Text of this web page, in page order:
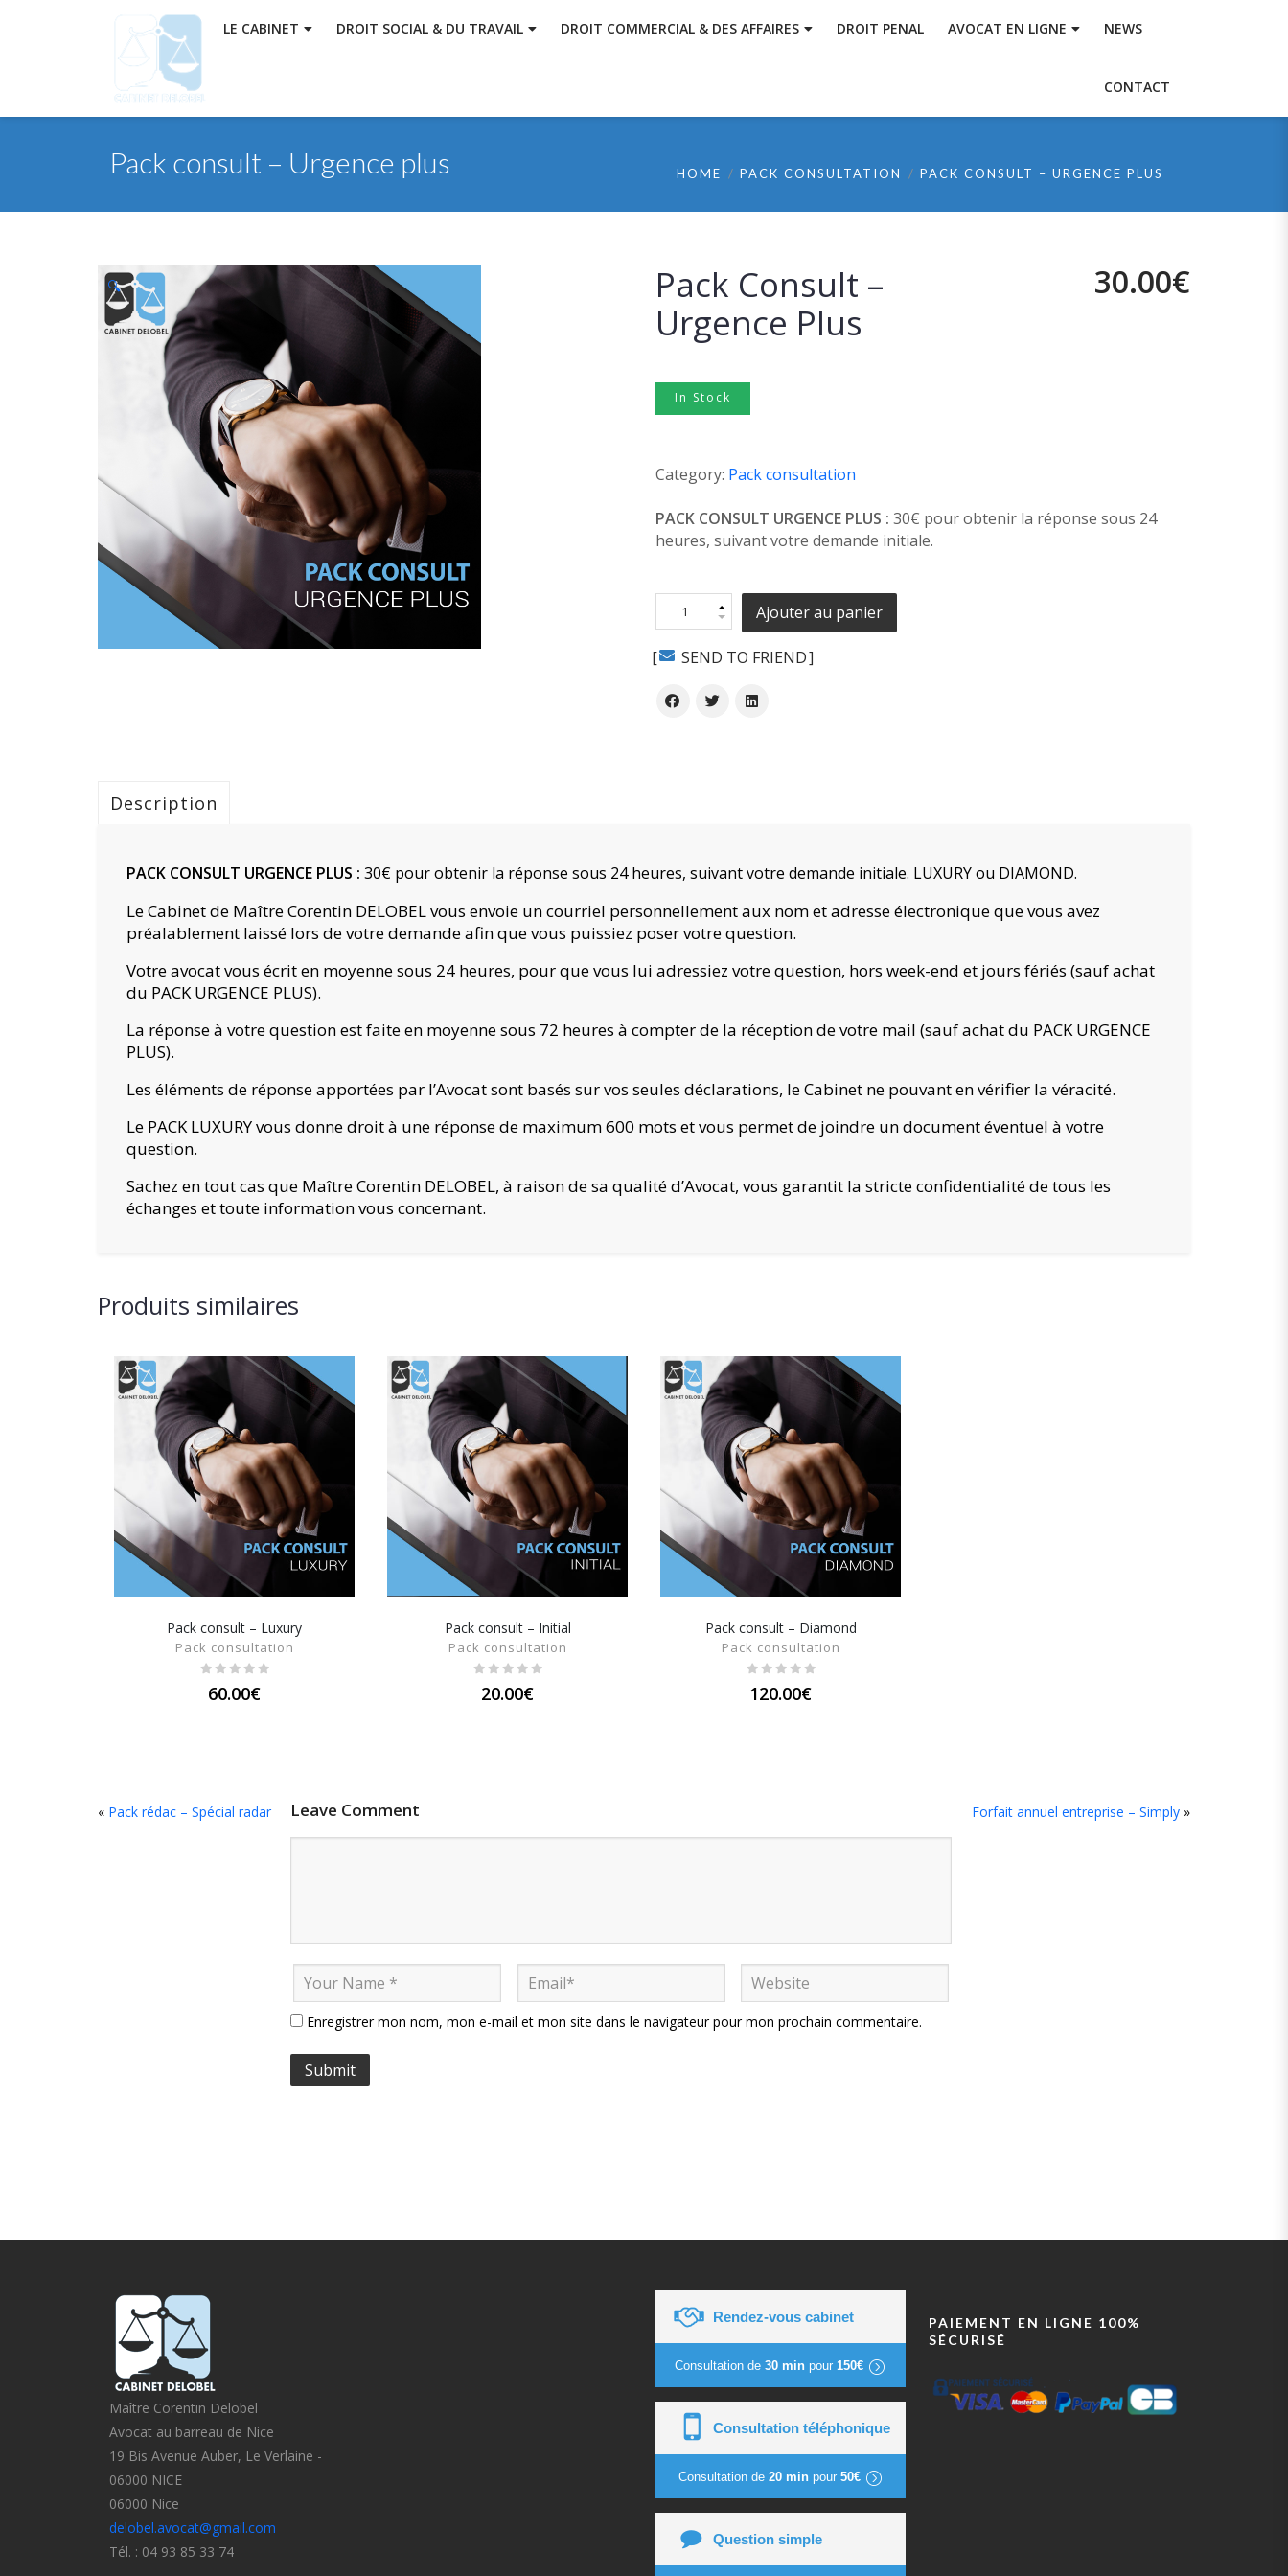
LE CABINET DROIT SOCIAL & DU TRAVAIL DROIT COMMERCIAL & DES AFFAIRES DROIT PENAL AVOCAT EN LIGNE NEWS
CONTACT
Pack consult – Urgence plus HOME PACK CONSULTATION PACK CONSULT – URGENCE PLUS
🔍
Pack Consult –
Urgence Plus
In Stock
30.00€
Category: Pack consultation
PACK CONSULT URGENCE PLUS : 30€ pour obtenir la réponse sous 24
heures, suivant votre demande initiale.
Ajouter au panier
SEND TO FRIEND
Description
PACK CONSULT URGENCE PLUS : 30€ pour obtenir la réponse sous 24 heures, suivant votre demande initiale. LUXURY ou DIAMOND.
Le Cabinet de Maître Corentin DELOBEL vous envoie un courriel personnellement aux nom et adresse électronique que vous avez
préalablement laissé lors de votre demande afin que vous puissiez poser votre question.
Votre avocat vous écrit en moyenne sous 24 heures, pour que vous lui adressiez votre question, hors week-end et jours fériés (sauf achat
du PACK URGENCE PLUS).
La réponse à votre question est faite en moyenne sous 72 heures à compter de la réception de votre mail (sauf achat du PACK URGENCE
PLUS).
Les éléments de réponse apportées par l’Avocat sont basés sur vos seules déclarations, le Cabinet ne pouvant en vérifier la véracité.
Le PACK LUXURY vous donne droit à une réponse de maximum 600 mots et vous permet de joindre un document éventuel à votre
question.
Sachez en tout cas que Maître Corentin DELOBEL, à raison de sa qualité d’Avocat, vous garantit la stricte confidentialité de tous les
échanges et toute information vous concernant.
Produits similaires
SHOW DETAILS
Pack consult – Luxury
Pack consultation
60.00€
SHOW DETAILS
Pack consult – Initial
Pack consultation
20.00€
SHOW DETAILS
Pack consult – Diamond
Pack consultation
120.00€
« Pack rédac – Spécial radar Forfait annuel entreprise – Simply »
Leave Comment
Enregistrer mon nom, mon e-mail et mon site dans le navigateur pour mon prochain commentaire.
Maître Corentin Delobel
Avocat au barreau de Nice
19 Bis Avenue Auber, Le Verlaine -
06000 NICE
06000 Nice
delobel.avocat@gmail.com
Tél. : 04 93 85 33 74
Rendez-vous cabinet
Consultation de 30 min pour 150€
Consultation téléphonique
Consultation de 20 minpour 50€
Question simple
PAIEMENT EN LIGNE 100%
SÉCURISÉ